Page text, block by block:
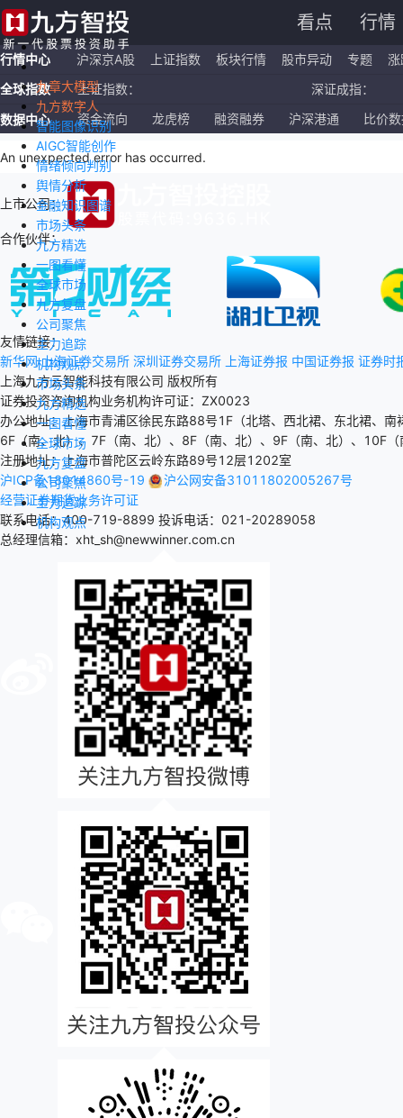
看点 行情
九章大模型
九方数字人
智能图像识别
AIGC智能创作
情绪倾向判别
舆情分析
金融知识图谱
市场头条
九方精选
一图看懂
全球市场
九方复盘
公司聚焦
主力追踪
机构观点
市场头条
九方精选
一图看懂
全球市场
九方复盘
公司聚焦
主力追踪
机构观点
行情中心 沪深京A股 上证指数 板块行情 股市异动 专题
涨
全球指数
上证指数：
深证成指：
恒生指数：
国企指数：
纳斯达克ETF：
数据中心 资金流向 龙虎榜 融资融券 沪深港通 比价
An unexpected error has occurred.
上市公司：
合作伙伴：
友情链接：
新华网 上海证券交易所 深圳证券交易所 上海证券报 中国证券报 证券时
上海九方云智能科技有限公司 版权所有
证券投资咨询机构业务机构许可证：ZX0023
办公地址：上海市青浦区徐民东路88号1F（北塔、西北裙、东北裙、
6F（南、北）、7F（南、北）、8F（南、北）、9F（南、北）、10F
注册地址：上海市普陀区云岭东路89号12层1202室
沪ICP备18014860号-19
沪公网安备31011802005267号
经营证券期货业务许可证
联系电话：400-719-8899 投诉电话：021-20289058
总经理信箱：xht_sh@newwinner.com.cn